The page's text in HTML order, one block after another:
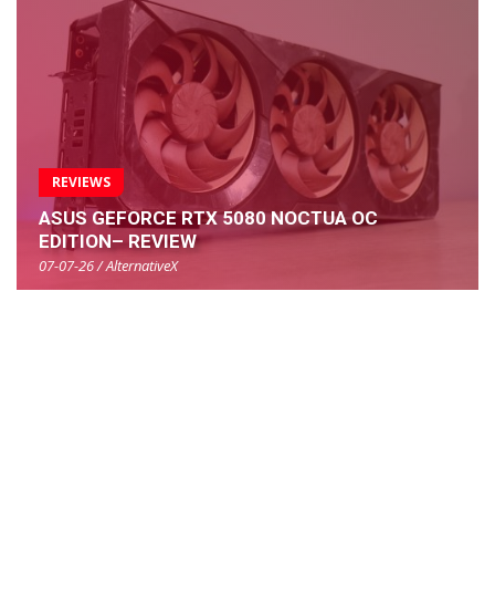
REVIEWS
ASUS GEFORCE RTX 5080 NOCTUA OC
EDITION– REVIEW
07-07-26 / AlternativeX